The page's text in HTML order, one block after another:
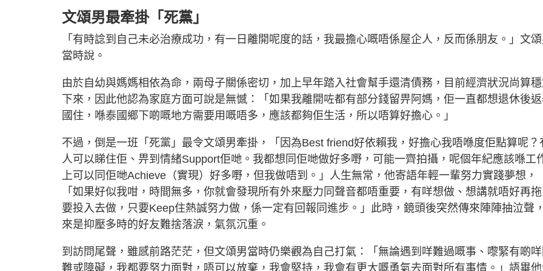
文頌男最牽掛「死黨」
「有時諗到自己未必治療成功，有一日離開呢度的話，我最擔心嘅唔係屋企人，反而係朋友。」文
當時說。
由於自幼與媽媽相依為命，兩母子關係密切，加上早年踏入社會幫手還清債務，目前經濟狀況尚算
下來，因此他認為家庭方面可說是無憾：「如果我離開咗都有部分錢留畀阿媽，佢一直都想退休後
國住，喺泰國鄉下啲嘅地方需要用嘅唔多，應該都夠佢生活，所以唔算好擔心。」
不過，倒是一班「死黨」最令文頌男牽掛，「因為Best friend好依賴我，好擔心我唔喺度佢點算呢？
人可以睇住佢、畀到情緒Support佢哋。我都想同佢哋做好多嘢，可能一齊拍攝，呢個年紀應該喺工
上可以同佢哋Achieve（實現）好多嘢，但我做唔到。」人生無常，他寄語年輕一輩努力實踐夢想，
「如果好似我咁，時間無多，你就會發現所有外來壓力同聲音都唔重要，有咩想做、想講就唔好再
要投入去做，只要Keep住熱誠努力做，係一定有回報同進步。」此時，鏡頭後突然傳來陣陣抽泣聲
來是抑壓多時的好友難捨落淚，氣氛沉重。
到訪問尾聲，雖感前路茫茫，但文頌男當時仍樂觀為自己打氣：「無論遇到咩難過嘅事、嚟緊有啲
難或障礙，我都要努力面對，唔可以放棄，我會堅持，我會有更大嘅勇氣去面對所有事情。」語畢